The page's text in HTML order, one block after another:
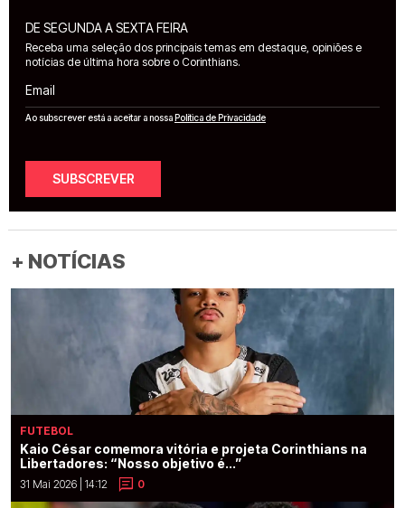
DE SEGUNDA A SEXTA FEIRA
Receba uma seleção dos principais temas em destaque, opiniões e
notícias de última hora sobre o Corinthians.
Email
Ao subscrever está a aceitar a nossaPolítica de Privacidade
SUBSCREVER
+ NOTÍCIAS
FUTEBOL
Kaio César comemora vitória e projeta Corinthians na
Libertadores: “Nosso objetivo é...”
31 Mai 2026 | 14:12 0